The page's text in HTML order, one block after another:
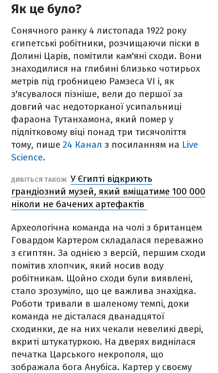
Як це було?
Сонячного ранку 4 листопада 1922 року
єгипетські робітники, розчищаючи піски в
Долині Царів, помітили кам'яні сходи. Вони
знаходилися на глибині близько чотирьох
метрів під гробницею Рамзеса VI і, як
з'ясувалося пізніше, вели до першої за
довгий час недоторканої усипальниці
фараона Тутанхамона, який помер у
підлітковому віці понад три тисячоліття
тому, пише 24 Канал з посиланням на Live
Science.
ДИВІТЬСЯ ТАКОЖ У Єгипті відкриють
грандіозний музей, який вміщатиме 100 000
ніколи не бачених артефактів
Археологічна команда на чолі з британцем
Говардом Картером складалася переважно
з єгиптян. За однією з версій, першим сходи
помітив хлопчик, який носив воду
робітникам. Щойно сходи були виявлені,
стало зрозуміло, що це важлива знахідка.
Роботи тривали в шаленому темпі, доки
команда не дісталася дванадцятої
сходинки, де на них чекали невеликі двері,
вкриті штукатуркою. На дверях виднілася
печатка Царського некрополя, що
зображала бога Анубіса. Картер у своєму